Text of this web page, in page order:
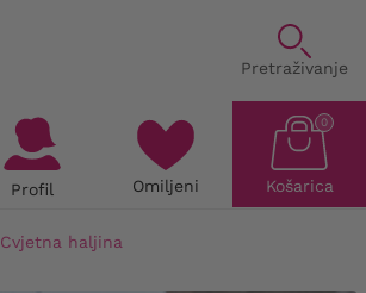
Pretraživanje
Profil Omiljeni Košarica
0
Cvjetna haljina